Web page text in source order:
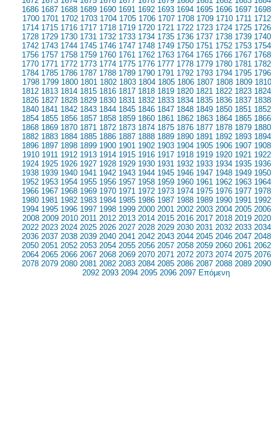
1686 1687 1688 1689 1690 1691 1692 1693 1694 1695 1696 1697 1698
1700 1701 1702 1703 1704 1705 1706 1707 1708 1709 1710 1711 1712
1714 1715 1716 1717 1718 1719 1720 1721 1722 1723 1724 1725 1726
1728 1729 1730 1731 1732 1733 1734 1735 1736 1737 1738 1739 1740
1742 1743 1744 1745 1746 1747 1748 1749 1750 1751 1752 1753 1754
1756 1757 1758 1759 1760 1761 1762 1763 1764 1765 1766 1767 1768
1770 1771 1772 1773 1774 1775 1776 1777 1778 1779 1780 1781 1782
1784 1785 1786 1787 1788 1789 1790 1791 1792 1793 1794 1795 1796
1798 1799 1800 1801 1802 1803 1804 1805 1806 1807 1808 1809 1810
1812 1813 1814 1815 1816 1817 1818 1819 1820 1821 1822 1823 1824
1826 1827 1828 1829 1830 1831 1832 1833 1834 1835 1836 1837 1838
1840 1841 1842 1843 1844 1845 1846 1847 1848 1849 1850 1851 1852
1854 1855 1856 1857 1858 1859 1860 1861 1862 1863 1864 1865 1866
1868 1869 1870 1871 1872 1873 1874 1875 1876 1877 1878 1879 1880
1882 1883 1884 1885 1886 1887 1888 1889 1890 1891 1892 1893 1894
1896 1897 1898 1899 1900 1901 1902 1903 1904 1905 1906 1907 1908
1910 1911 1912 1913 1914 1915 1916 1917 1918 1919 1920 1921 1922
1924 1925 1926 1927 1928 1929 1930 1931 1932 1933 1934 1935 1936
1938 1939 1940 1941 1942 1943 1944 1945 1946 1947 1948 1949 1950
1952 1953 1954 1955 1956 1957 1958 1959 1960 1961 1962 1963 1964
1966 1967 1968 1969 1970 1971 1972 1973 1974 1975 1976 1977 1978
1980 1981 1982 1983 1984 1985 1986 1987 1988 1989 1990 1991 1992
1994 1995 1996 1997 1998 1999 2000 2001 2002 2003 2004 2005 2006
2008 2009 2010 2011 2012 2013 2014 2015 2016 2017 2018 2019 2020
2022 2023 2024 2025 2026 2027 2028 2029 2030 2031 2032 2033 2034
2036 2037 2038 2039 2040 2041 2042 2043 2044 2045 2046 2047 2048
2050 2051 2052 2053 2054 2055 2056 2057 2058 2059 2060 2061 2062
2064 2065 2066 2067 2068 2069 2070 2071 2072 2073 2074 2075 2076
2078 2079 2080 2081 2082 2083 2084 2085 2086 2087 2088 2089 2090
2092 2093 2094 2095 2096 2097 Επόμενη